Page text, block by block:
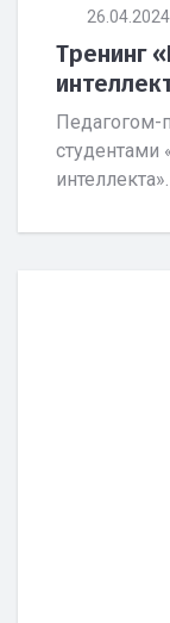
26.04.2024
Тренинг
Педагогом-
студентами
интеллекта».